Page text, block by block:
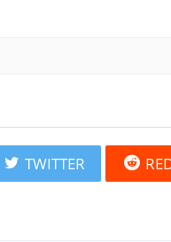
TWITTER